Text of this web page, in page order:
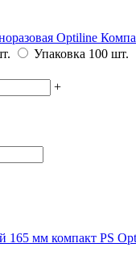
Optiline
Упаковка 100 шт.
+